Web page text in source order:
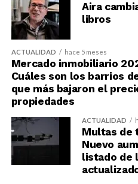
Aira
libros
ACTUALIDAD hace 5 meses
Mercado inmobiliario
Cuáles son los barrios
que más bajaron el
propiedades
ACTUALIDAD
Multas de
Nuevo
listado de